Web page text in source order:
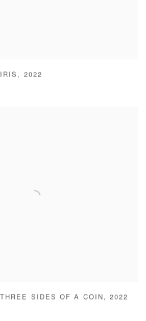
IRIS , 2022
THREE SIDES OF A COIN , 2022